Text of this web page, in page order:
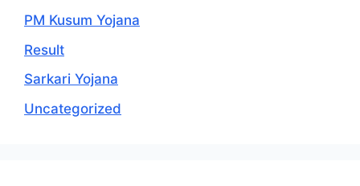
PM Kusum Yojana
Result
Sarkari Yojana
Uncategorized